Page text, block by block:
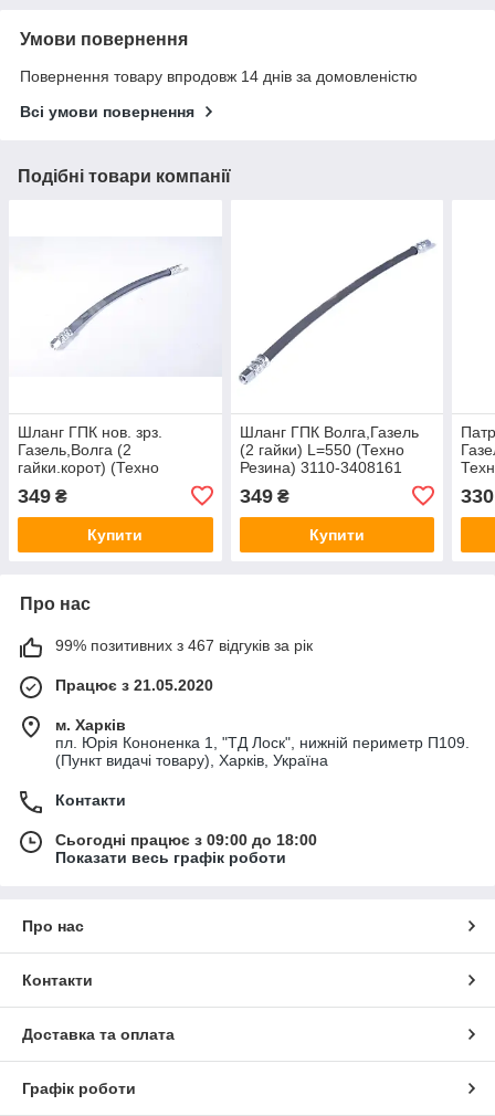
Умови повернення
Повернення товару впродовж 14 днів за домовленістю
Всі умови повернення
Подібні товари компанії
Шланг ГПК нов. зрз.
Газель,Волга (2
гайки.корот) (Техно
349 ₴
Купити
Шланг ГПК Волга,Газель
(2 гайки) L=550 (Техно
Резина) 3110-3408161
349₴
Купити
330
Про нас
99% позитивних з 467 відгуків за рік
Працює з 21.05.2020
м. Харків
пл. Юрія Кононенка 1, "ТД Лоск", нижній периметр П109.
(Пункт видачі товару), Харків, Україна
Контакти
Сьогодні працює з 09:00 до 18:00
Показати весь графік роботи
Про нас
Контакти
Доставка та оплата
Графік роботи